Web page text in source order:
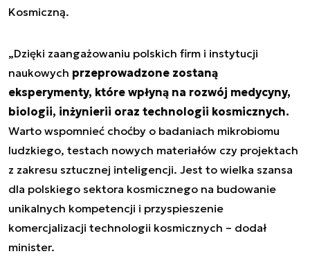
Kosmiczną.
„Dzięki zaangażowaniu polskich firm i instytucji
naukowych przeprowadzone zostaną
eksperymenty, które wpłyną na rozwój medycyny,
biologii, inżynierii oraz technologii kosmicznych.
Warto wspomnieć choćby o badaniach mikrobiomu
ludzkiego, testach nowych materiałów czy projektach
z zakresu sztucznej inteligencji. Jest to wielka szansa
dla polskiego sektora kosmicznego na budowanie
unikalnych kompetencji i przyspieszenie
komercjalizacji technologii kosmicznych – dodał
minister.